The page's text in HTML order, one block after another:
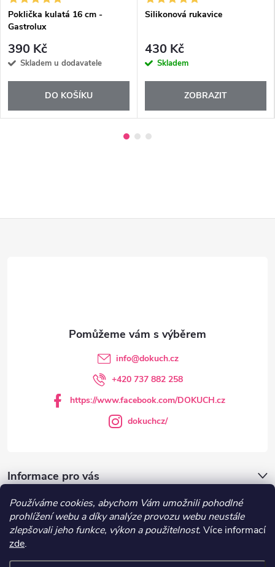
Používáme cookies, abychom Vám umožnili pohodlné
prohlížení webu a díky analýze provozu webu neustále
zlepšovali jeho funkce, výkon a použitelnost. Více informací
zde.
Poklička kulatá 16 cm -
Gastrolux
390 Kč
Skladem u dodavatele
DO KOŠÍKU
Silikonová rukavice
430 Kč
Skladem
ZOBRAZIT
Informace pro vás
DOKUCH.cz
info@dokuch.cz
+420 737 882 258
https://www.facebook.com/DOKUCH.cz
dokuchcz/
Recepty